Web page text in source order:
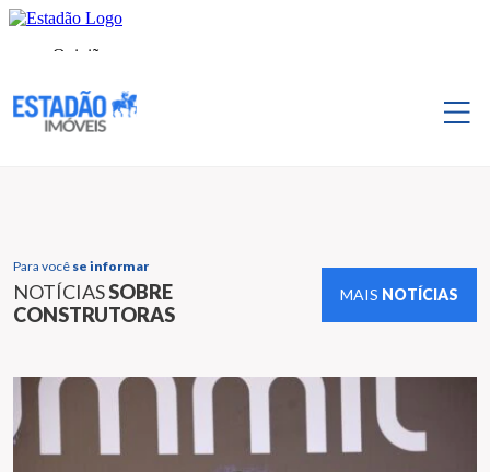
Para você se informar
NOTÍCIASSOBRE
CONSTRUTORAS
MAIS NOTÍCIAS